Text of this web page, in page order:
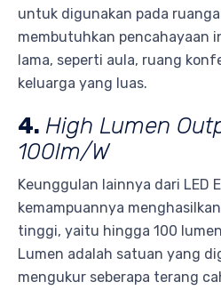
untuk digunakan pada
membutuhkan pencahayaan
lama, seperti aula, ruang
keluarga yang luas.
4. High Lumen
100lm/W
Keunggulan lainnya dari LED
kemampuannya menghasilkan
tinggi, yaitu hingga 100
Lumen adalah satuan yang
mengukur seberapa terang